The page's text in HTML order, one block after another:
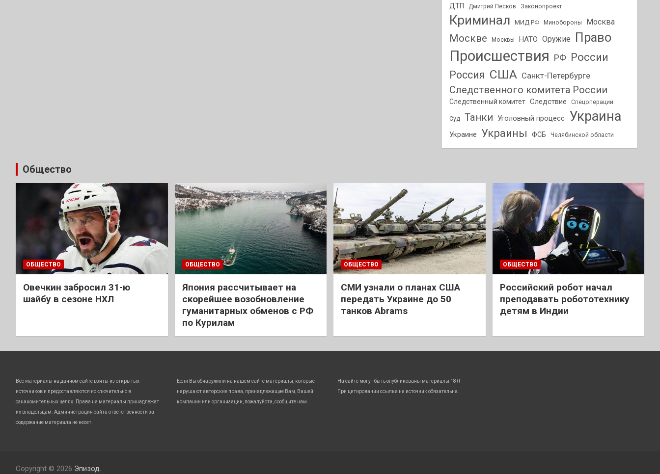
ДТП Дмитрий Песков Законопроект
Криминал МИД РФ Минобороны Москва
Москве Москвы НАТО Оружие Право
Происшествия РФ России
Россия США Санкт-Петербурге
Следственного комитета России
Следственный комитет Следствие Спецоперации
Суд Танки Уголовный процесс Украина
Украине Украины ФСБ Челябинской области
Общество
ОБЩЕСТВО
Овечкин забросил 31-ю
шайбу в сезоне НХЛ
ОБЩЕСТВО
Япония рассчитывает на
скорейшее возобновление
гуманитарных обменов с РФ
по Курилам
ОБЩЕСТВО
СМИ узнали о планах США
передать Украине до 50
танков Abrams
ОБЩЕСТВО
Российский робот начал
преподавать робототехнику
детям в Индии
Все материалы на данном сайте взяты из открытых
источников и предоставляются исключительно в
ознакомительных целях. Права на материалы принадлежат
их владельцам. Администрация сайта ответственности за
содержание материала не несет.
Если Вы обнаружили на нашем сайте материалы, которые
нарушают авторские права, принадлежащие Вам, Вашей
компании или организации, пожалуйста, сообщите нам.
На сайте могут быть опубликованы материалы 18+!
При цитировании ссылка на источник обязательна.
Copyright © 2026 Эпизод.